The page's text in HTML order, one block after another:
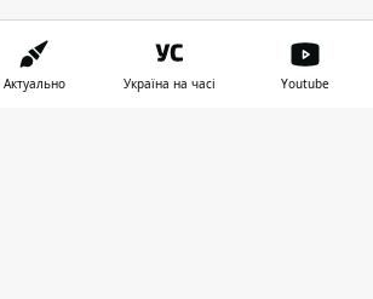
Актуально Україна на часі Youtube